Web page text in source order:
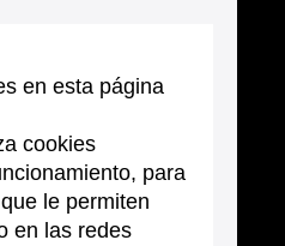
en esta página
cookies
para
le permiten
en las redes